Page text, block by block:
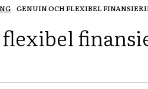
GENUIN OCH FLEXIBEL